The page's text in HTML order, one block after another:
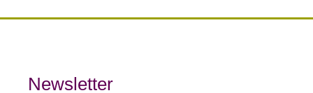
Newsletter